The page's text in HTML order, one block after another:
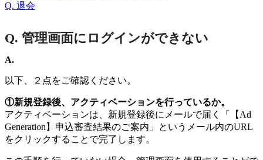
Q. 退会
Q. 管理画面にログインができない
A.
以下、２点をご確認ください。
①新規登録後、アクティベーションを行っているか。
アクティベーションは、新規登録後にメールで届く「【Ad
Generation】申込審査結果のご案内」というメール内のURL
をクリックすることで完了します。